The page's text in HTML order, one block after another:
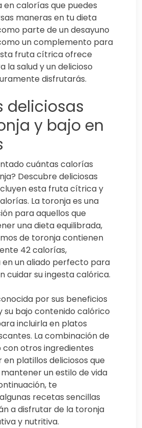
en calorías que puedes
maneras en tu dieta
parte de un desayuno
un complemento para
fruta cítrica ofrece
la salud y un delicioso
disfrutarás.
deliciosas
y bajo en
cuántas calorías
Descubre deliciosas
esta fruta cítrica y
La toronja es una
para aquellos que
una dieta equilibrada,
de toronja contienen
42 calorías,
un aliado perfecto para
cuidar su ingesta calórica.
por sus beneficios
su bajo contenido calórico
incluirla en platos
La combinación de
con otros ingredientes
platillos deliciosos que
un estilo de vida
te
recetas sencillas
a disfrutar de la toronja
y nutritiva.